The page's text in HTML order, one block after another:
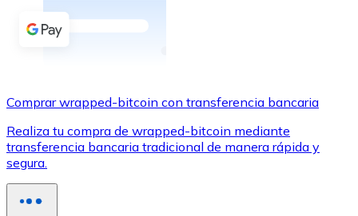
Tarjeta de crédito / débito
Nuevo
Ir a la tienda de tarjetas regalo
Comprar wrapped-bitcoin con transferencia bancaria
Realiza tu compra de wrapped-bitcoin mediante
transferencia bancaria tradicional de manera rápida y
segura.